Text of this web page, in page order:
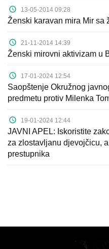
13-05-2014 09:28
Ženski karavan mira Mir sa
21-11-2014 14:39
Ženski mirovni aktivizam u
17-01-2024 12:54
Saopštenje Okružnog
predmetu protiv Milenka
19-01-2024 12:44
JAVNI APEL: Iskoristite
za zlostavljanu djevojčicu,
prestupnika